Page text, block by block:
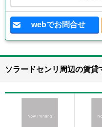
webでお問合せ
ソラードセンリ周辺の賃